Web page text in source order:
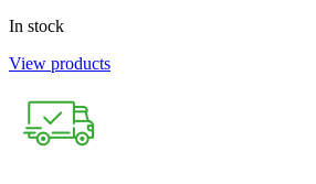
In stock
View products